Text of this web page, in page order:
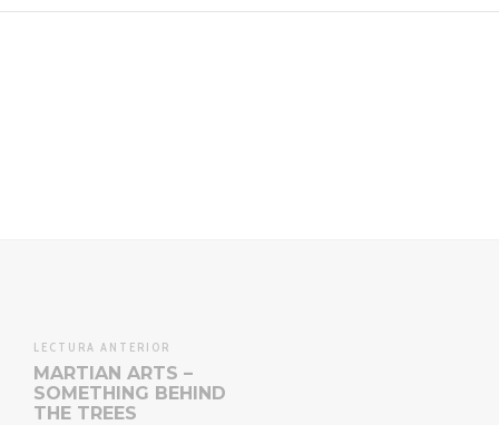
LECTURA ANTERIOR
MARTIAN ARTS –
SOMETHING BEHIND
THE TREES